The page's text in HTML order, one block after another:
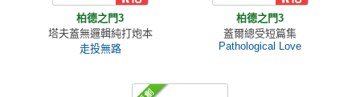
柏德之門3
塔夫蓋無邏輯純打炮本
走投無路
柏德之門3
蓋爾總受短篇集
Pathological Love